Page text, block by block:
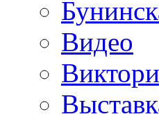
Видео